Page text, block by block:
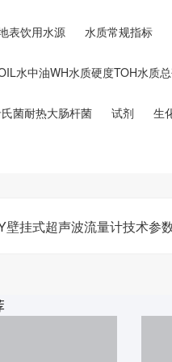
表饮用水源 水质常规指标
水中油WH水质硬度TOH水质
菌耐热大肠杆菌 试剂 生
挂式超声波流量计技术参